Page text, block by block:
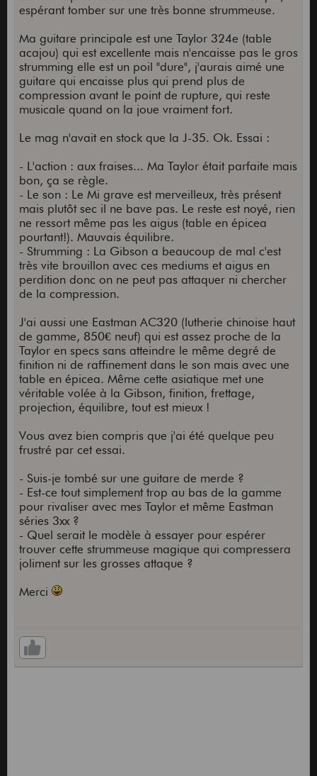
espérant tomber sur une très bonne strummeuse.
Ma guitare principale est une Taylor 324e (table
acajou) qui est excellente mais n'encaisse pas le gros
strumming elle est un poil "dure", j'aurais aimé une
guitare qui encaisse plus qui prend plus de
compression avant le point de rupture, qui reste
musicale quand on la joue vraiment fort.
Le mag n'avait en stock que la J-35. Ok. Essai :
- L'action : aux fraises... Ma Taylor était parfaite mais
bon, ça se règle.
- Le son : Le Mi grave est merveilleux, très présent
mais plutôt sec il ne bave pas. Le reste est noyé, rien
ne ressort même pas les aigus (table en épicea
pourtant!). Mauvais équilibre.
- Strumming : La Gibson a beaucoup de mal c'est
très vite brouillon avec ces mediums et aigus en
perdition donc on ne peut pas attaquer ni chercher
de la compression.
J'ai aussi une Eastman AC320 (lutherie chinoise haut
de gamme, 850€ neuf) qui est assez proche de la
Taylor en specs sans atteindre le même degré de
finition ni de raffinement dans le son mais avec une
table en épicea. Même cette asiatique met une
véritable volée à la Gibson, finition, frettage,
projection, équilibre, tout est mieux !
Vous avez bien compris que j'ai été quelque peu
frustré par cet essai.
- Suis-je tombé sur une guitare de merde ?
- Est-ce tout simplement trop au bas de la gamme
pour rivaliser avec mes Taylor et même Eastman
séries 3xx ?
- Quel serait le modèle à essayer pour espérer
trouver cette strummeuse magique qui compressera
joliment sur les grosses attaque ?
Merci